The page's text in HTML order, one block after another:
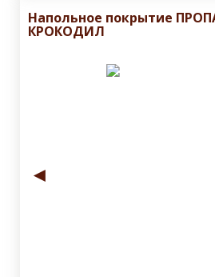
Напольное покрытие
КРОКОДИЛ
◄